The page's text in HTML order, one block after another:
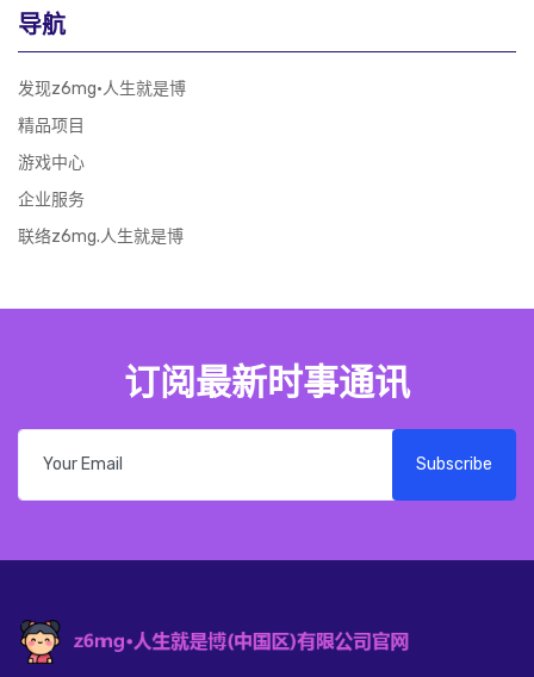
导航
发现z6mg·人生就是博
精品项目
游戏中心
企业服务
联络z6mg.人生就是博
订阅最新时事通讯
Subscribe